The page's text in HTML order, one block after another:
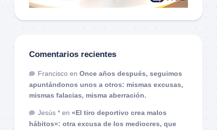
Comentarios recientes
Francisco en Once años después, seguimos
apuntándonos unos a otros: mismas excusas,
mismas falacias, misma aberración.
Jesús * en «El tiro deportivo crea malos
hábitos»: otra excusa de los mediocres, que